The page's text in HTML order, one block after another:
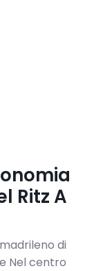
Ritz A
di
Nel centro